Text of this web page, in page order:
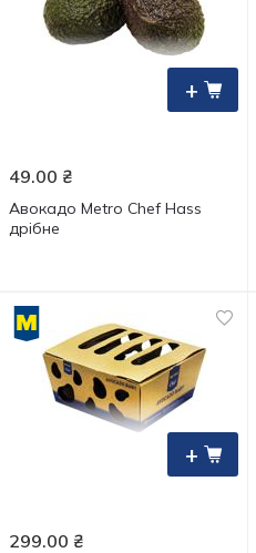
+
49.00 ₴
Авокадо Metro Chef Hass
дрібне
+
299.00 ₴